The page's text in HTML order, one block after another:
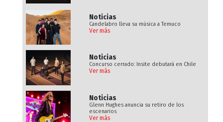
Noticias
Candelabro lleva su música a Temuco
Ver más
Noticias
Concurso cerrado: Insite debutará en Chile
Ver más
Noticias
Glenn Hughes anuncia su retiro de los
escenarios
Ver más